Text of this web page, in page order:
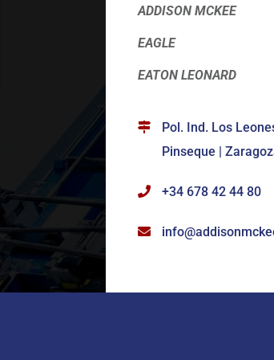
ADDISON MCKEE
EAGLE
EATON LEONARD
Pol. Ind. Los
Pinseque |
+34 678 42 44 80